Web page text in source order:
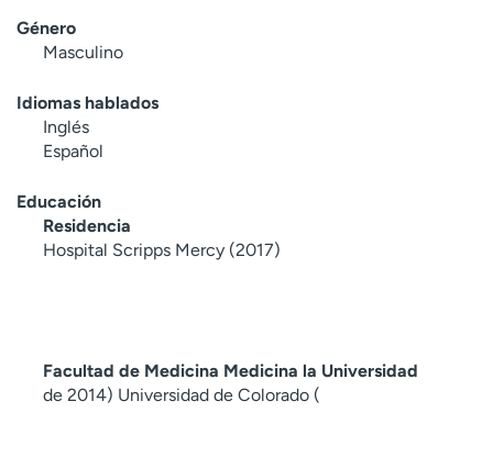
Género
Masculino
Idiomas hablados
Inglés
Español
Educación
Residencia
Hospital Scripps Mercy (2017)
Facultad de Medicina Medicina la Universidad
de 2014) Universidad de Colorado (